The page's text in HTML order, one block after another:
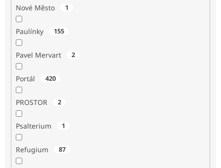
Nové Město 1
Paulínky 155
Pavel Mervart 2
Portál 420
PROSTOR 2
Psalterium 1
Refugium 87